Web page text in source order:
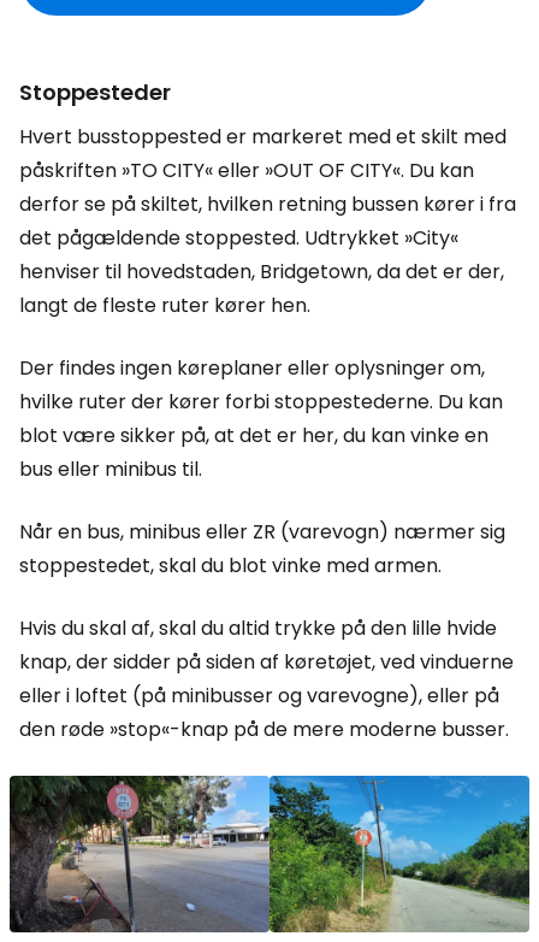
Stoppesteder
Hvert busstoppested er markeret med et skilt med
påskriften »TO CITY« eller »OUT OF CITY«. Du kan
derfor se på skiltet, hvilken retning bussen kører i fra
det pågældende stoppested. Udtrykket »City«
henviser til hovedstaden, Bridgetown, da det er der,
langt de fleste ruter kører hen.
Der findes ingen køreplaner eller oplysninger om,
hvilke ruter der kører forbi stoppestederne. Du kan
blot være sikker på, at det er her, du kan vinke en
bus eller minibus til.
Når en bus, minibus eller ZR (varevogn) nærmer sig
stoppestedet, skal du blot vinke med armen.
Hvis du skal af, skal du altid trykke på den lille hvide
knap, der sidder på siden af køretøjet, ved vinduerne
eller i loftet (på minibusser og varevogne), eller på
den røde »stop«-knap på de mere moderne busser.